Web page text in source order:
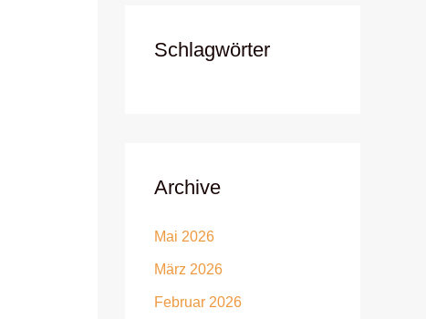
Schlagwörter
Archive
Mai 2026
März 2026
Februar 2026